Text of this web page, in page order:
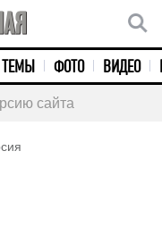
ТЕМЫ ФОТО ВИДЕО
сайта